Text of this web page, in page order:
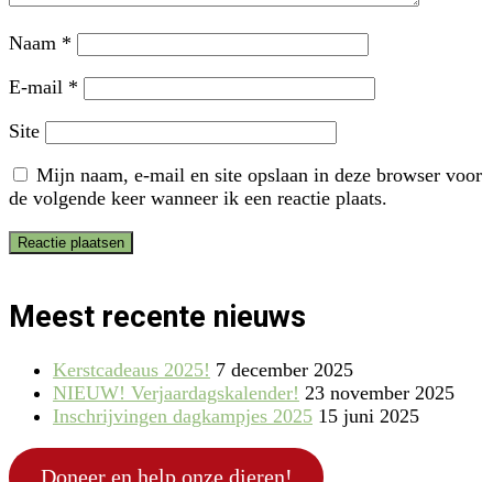
Naam *
E-mail *
Site
Mijn naam, e-mail en site opslaan in deze browser voor
de volgende keer wanneer ik een reactie plaats.
Meest recente nieuws
Kerstcadeaus 2025! 7 december 2025
NIEUW! Verjaardagskalender! 23 november 2025
Inschrijvingen dagkampjes 2025 15 juni 2025
Doneer en help onze dieren!